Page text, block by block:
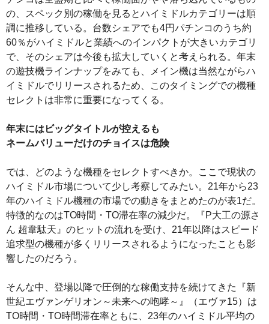
の、スペック別の稼働を見るとハイミドルカテゴリーは順
調に推移している。台数シェアでも4円パチンコのうち約
60％がハイミドルと業績へのインパクトが大きいカテゴリ
で、そのシェアは今後も拡大していくと考えられる。年末
の遊技機ラインナップをみても、メイン機は当然ながらハ
イミドルでリリースされるため、このタイミングでの機種
セレクトは非常に重要になってくる。
年末にはビッグタイトルが控えるも
ネームバリューだけのチョイスは危険
では、どのような機種をセレクトすべきか。ここで現状の
ハイミドル市場について少し考察してみたい。21年から23
年のハイミドル機種の市場での動きをまとめたのが表1だ。
特徴的なのはTO時間・TO滞在率の減少だ。『P大工の源さ
ん 超韋駄天』のヒットの流れを受け、21年以降はスピード
追求型の機種が多くリリースされるようになったことも影
響したのだろう。
そんな中、登場以降で圧倒的な稼働支持を続けてきた『新
世紀エヴァンゲリオン～未来への咆哮～』（エヴァ15）は
TO時間・TO時間滞在率ともに、23年のハイミドル平均の